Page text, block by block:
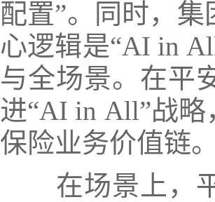
配置”。同时，
心逻辑是“AI in
与全场景。 在平
进“AI in All”战
保险业务价值链。
在场景上，